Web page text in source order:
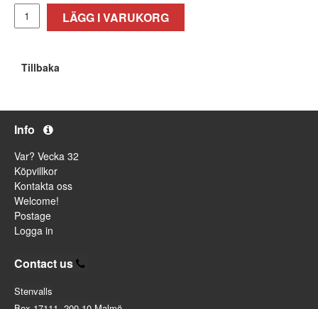
LÄGG I VARUKORG
Tillbaka
Info
Var? Vecka 32
Köpvillkor
Kontakta oss
Welcome!
Postage
Logga in
Contact us
Stenvalls